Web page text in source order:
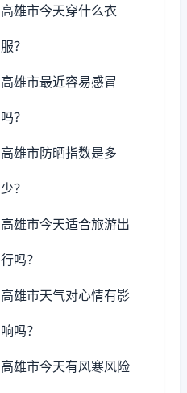
高雄市今天穿什么衣
服？
高雄市最近容易感冒
吗？
高雄市防晒指数是多
少？
高雄市今天适合旅游出
行吗？
高雄市天气对心情有影
响吗？
高雄市今天有风寒风险